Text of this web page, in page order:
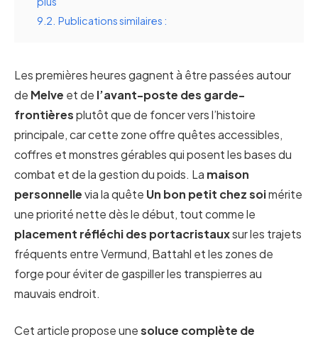
9.2. Publications similaires :
Les premières heures gagnent à être passées autour
de Melve et de l’avant-poste des garde-
frontièresplutôt que de foncer vers l’histoire
principale, car cette zone offre quêtes accessibles,
coffres et monstres gérables qui posent les bases du
combat et de la gestion du poids. La maison
personnellevia la quête Un bon petit chez soimérite
une priorité nette dès le début, tout comme le
placement réfléchi des portacristauxsur les trajets
fréquents entre Vermund, Battahl et les zones de
forge pour éviter de gaspiller les transpierres au
mauvais endroit.
Cet article propose unesoluce complète de